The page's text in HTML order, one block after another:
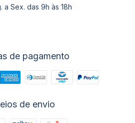
a Sex. das 9h às 18h
de pagamento
de envio